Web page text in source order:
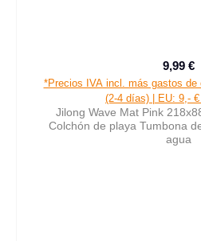
9,99 €
*Precios IVA incl. más gastos de
(2-4 días) | EU: 9,-
Jilong Wave Mat Pink
Colchón de playa Tumbona
agua